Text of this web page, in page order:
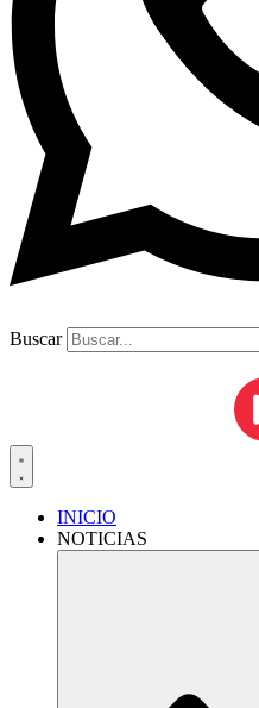
Buscar
INICIO
NOTICIAS